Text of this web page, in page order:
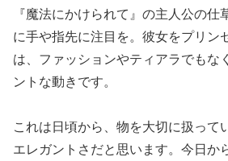
『魔法にかけられて』の主人公の仕
に手や指先に注目を。彼女をプリン
は、ファッションやティアラでもな
ントな動きです。
これは日頃から、物を大切に扱って
エレガントさだと思います。今日か